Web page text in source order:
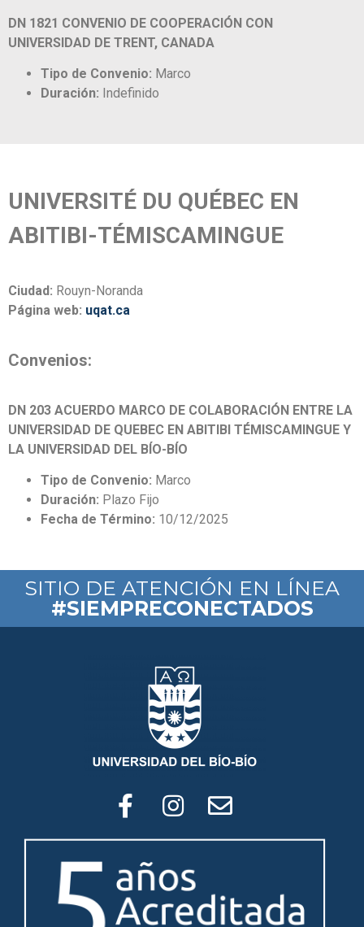
DN 1821 CONVENIO DE COOPERACIÓN CON
UNIVERSIDAD DE TRENT, CANADA
Tipo de Convenio: Marco
Duración: Indefinido
UNIVERSITÉ DU QUÉBEC EN
ABITIBI-TÉMISCAMINGUE
Ciudad: Rouyn-Noranda
Página web: uqat.ca
Convenios:
DN 203 ACUERDO MARCO DE COLABORACIÓN ENTRE LA
UNIVERSIDAD DE QUEBEC EN ABITIBI TÉMISCAMINGUE Y
LA UNIVERSIDAD DEL BÍO-BÍO
Tipo de Convenio: Marco
Duración: Plazo Fijo
Fecha de Término: 10/12/2025
SITIO DE ATENCIÓN EN LÍNEA
#SIEMPRECONECTADOS